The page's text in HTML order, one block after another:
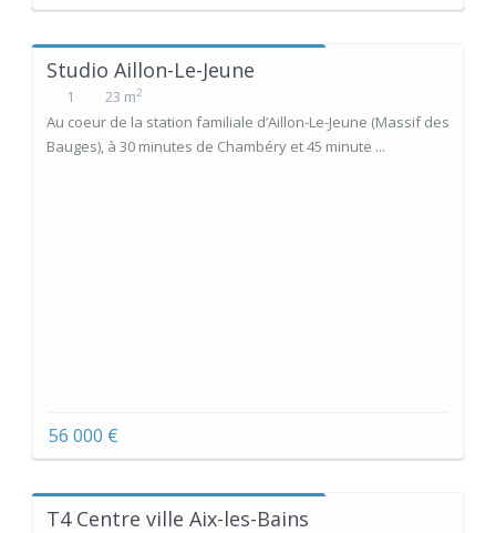
Studio Aillon-Le-Jeune
1 23 m2
Au coeur de la station familiale d’Aillon-Le-Jeune (Massif des
Bauges), à 30 minutes de Chambéry et 45 minute ...
56 000 €
T4 Centre ville Aix-les-Bains